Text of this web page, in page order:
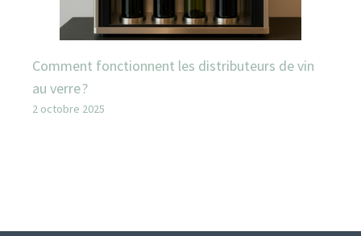
Comment fonctionnent les distributeurs de vin
au verre ?
2 octobre 2025